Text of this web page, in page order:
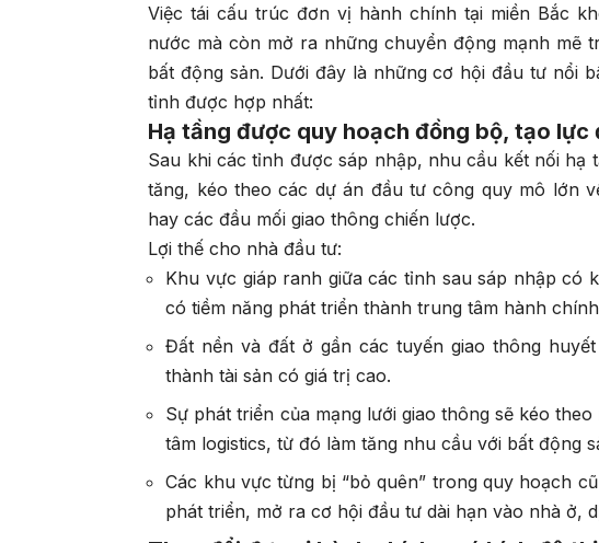
Việc tái cấu trúc đơn vị hành chính tại miền Bắc
nước mà còn mở ra những chuyển động mạnh mẽ
bất động sản. Dưới đây là những cơ hội đầu tư nổi
tỉnh được hợp nhất:
Hạ tầng được quy hoạch đồng bộ, tạo lực
Sau khi các tỉnh được sáp nhập, nhu cầu kết nối hạ
tăng, kéo theo các dự án đầu tư công quy mô lớn
hay các đầu mối giao thông chiến lược.
Lợi thế cho nhà đầu tư:
Khu vực giáp ranh giữa các tỉnh sau sáp nhập có
có tiềm năng phát triển thành trung tâm hành
Đất nền và đất ở gần các tuyến giao thông
thành tài sản có giá trị cao.
Sự phát triển của mạng lưới giao thông sẽ kéo
tâm logistics, từ đó làm tăng nhu cầu với bất động
Các khu vực từng bị “bỏ quên” trong quy hoạch
phát triển, mở ra cơ hội đầu tư dài hạn vào nhà ở,